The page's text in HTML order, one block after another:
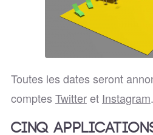
Toutes les dates seront
comptes Twitteret Instagram.
Cinq